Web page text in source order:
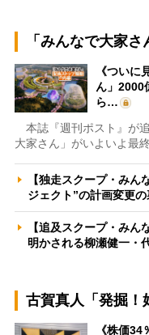
「みんなで大家
《ついに
ん」2000
ら…
本誌『週刊ポスト』が
大家さん」がいよいよ最
【独走スクープ・みん
ジェクト”の計画変更
【追及スクープ・み
明かされる柳瀬健一・
古賀真人「発掘！
《株価